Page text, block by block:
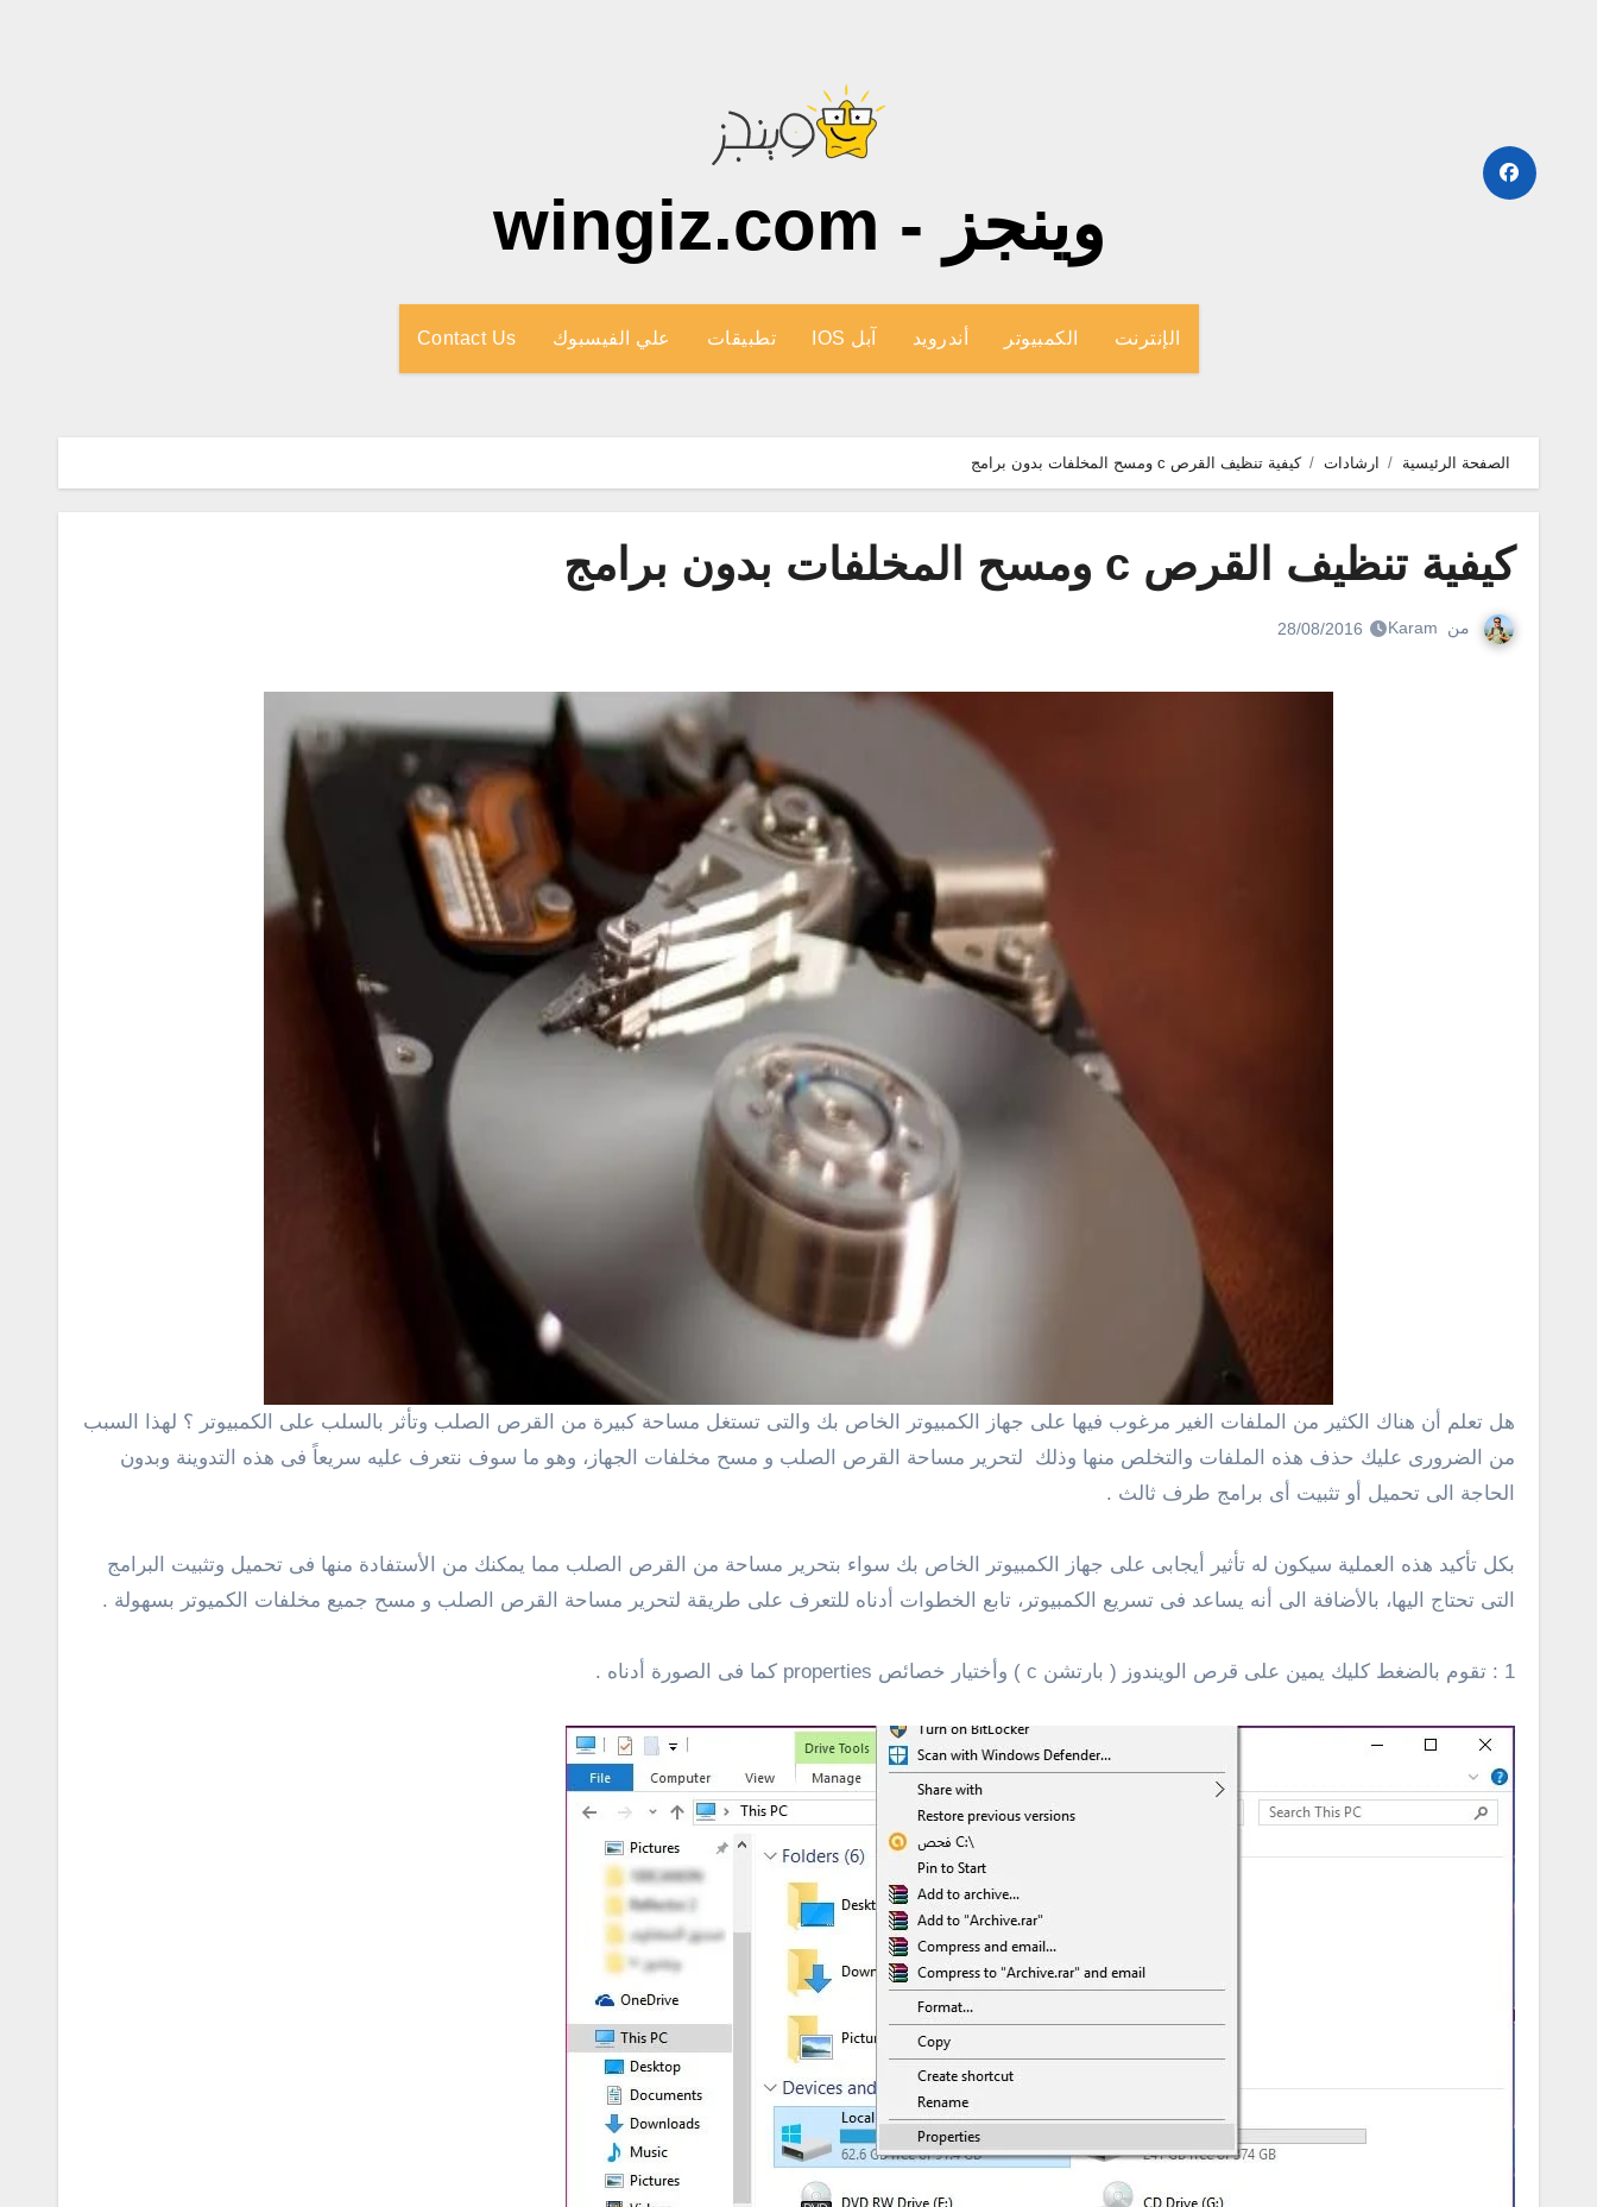
وينجز - wingiz.com
الإنترنت الكمبيوتر أندرويد آبل IOS تطبيقات علي الفيسبوك Contact Us
الصفحة الرئيسية ارشادات كيفية تنظيف القرص c ومسح المخلفات بدون برامج
كيفية تنظيف القرص c ومسح المخلفات بدون برامج
من Karam
28/08/2016
هل تعلم أن هناك الكثير من الملفات الغير مرغوب فيها على جهاز الكمبيوتر الخاص بك والتى تستغل مساحة كبيرة من القرص الصلب وتأثر بالسلب على الكمبيوتر ؟ لهذا السبب
من الضرورى عليك حذف هذه الملفات والتخلص منها وذلك لتحرير مساحة القرص الصلب و مسح مخلفات الجهاز، وهو ما سوف نتعرف عليه سريعاً فى هذه التدوينة وبدون
الحاجة الى تحميل أو تثبيت أى برامج طرف ثالث .
بكل تأكيد هذه العملية سيكون له تأثير أيجابى على جهاز الكمبيوتر الخاص بك سواء بتحرير مساحة من القرص الصلب مما يمكنك من الأستفادة منها فى تحميل وتثبيت البرامج
التى تحتاج اليها، بالأضافة الى أنه يساعد فى تسريع الكمبيوتر، تابع الخطوات أدناه للتعرف على طريقة لتحرير مساحة القرص الصلب و مسح جميع مخلفات الكميوتر بسهولة .
1 : تقوم بالضغط كليك يمين على قرص الويندوز ( بارتشن c ) وأختيار خصائص properties كما فى الصورة أدناه .